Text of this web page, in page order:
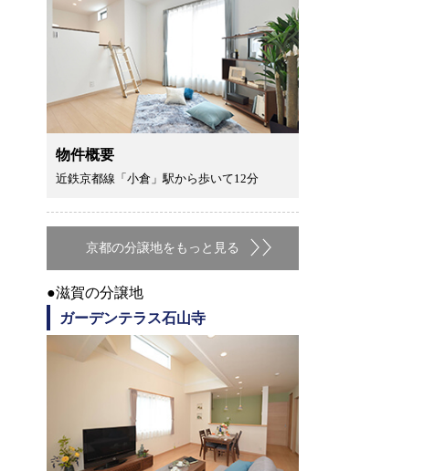
物件概要
近鉄京都線「小倉」駅から歩いて12分
京都の分譲地をもっと見る
●滋賀の分譲地
ガーデンテラス石山寺